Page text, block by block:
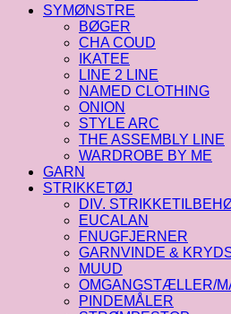
SYMØNSTRE
BØGER
CHA COUD
IKATEE
LINE 2 LINE
NAMED CLOTHING
ONION
STYLE ARC
THE ASSEMBLY LINE
WARDROBE BY ME
GARN
STRIKKETØJ
DIV.
EUCALAN
FNUGFJERNER
GARNVINDE &
MUUD
OMGANGSTÆLLER/
PINDEMÅLER